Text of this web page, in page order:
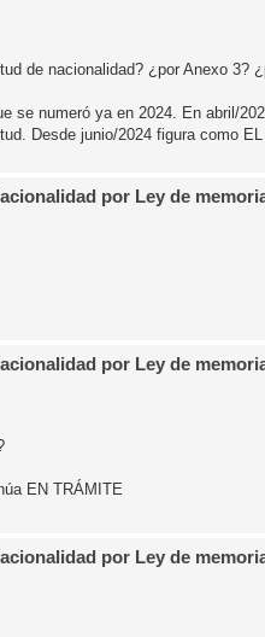
de nacionalidad? ¿por Anexo 3?
se numeró ya en 2024. En abril/
Desde junio/2024 figura como
por Ley de
por Ley de
EN TRÁMITE
por Ley de